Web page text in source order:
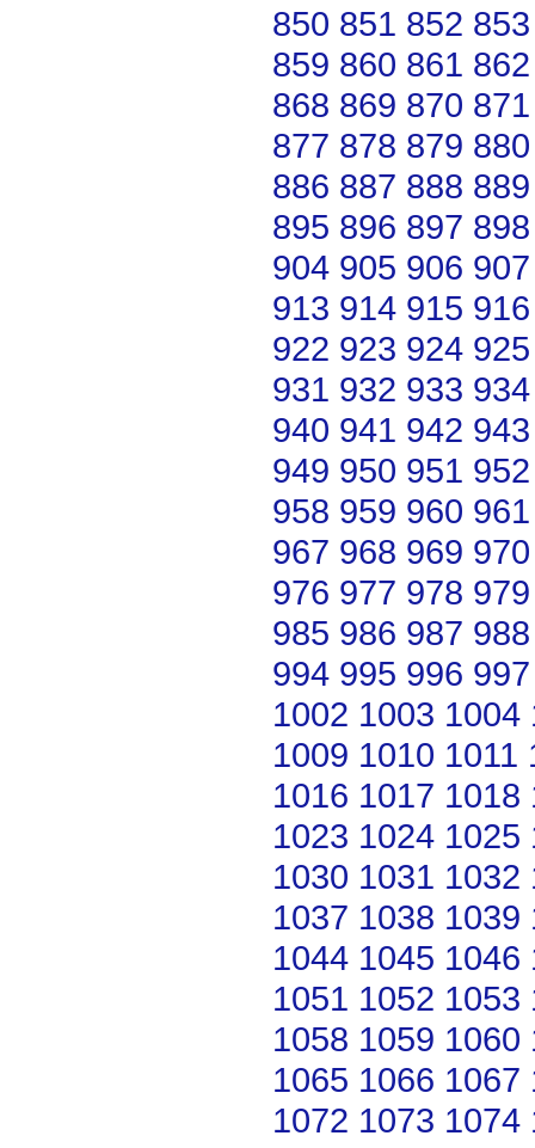
850 851 852 853
859 860 861 862
868 869 870 871
877 878 879 880
886 887 888 889
895 896 897 898
904 905 906 907
913 914 915 916
922 923 924 925
931 932 933 934
940 941 942 943
949 950 951 952
958 959 960 961
967 968 969 970
976 977 978 979
985 986 987 988
994 995 996 997
1002 1003 1004
1009 1010 1011
1016 1017 1018
1023 1024 1025
1030 1031 1032
1037 1038 1039
1044 1045 1046
1051 1052 1053
1058 1059 1060
1065 1066 1067
1072 1073 1074